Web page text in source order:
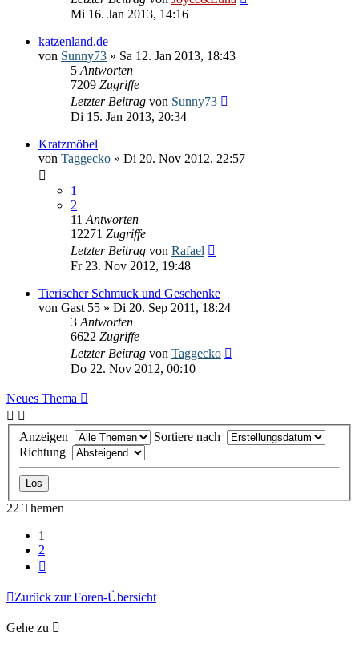
Mi 16. Jan 2013, 14:16
katzenland.de
von Sunny73 » Sa 12. Jan 2013, 18:43
5 Antworten
7209 Zugriffe
Letzter Beitrag von Sunny73
Di 15. Jan 2013, 20:34
Kratzmöbel
von Taggecko » Di 20. Nov 2012, 22:57
1
2
11 Antworten
12271 Zugriffe
Letzter Beitrag von Rafael
Fr 23. Nov 2012, 19:48
Tierischer Schmuck und Geschenke
von Gast 55 » Di 20. Sep 2011, 18:24
3 Antworten
6622 Zugriffe
Letzter Beitrag von Taggecko
Do 22. Nov 2012, 00:10
Neues Thema
Anzeigen
Sortiere nach
Richtung
22 Themen
1
2
Zurück zur Foren-Übersicht
Gehe zu